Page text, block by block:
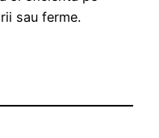
sau ferme.